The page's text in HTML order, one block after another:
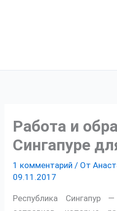
Работа и
Сингапуре
1 комментарий / От
09.11.2017
Республика Сингапур